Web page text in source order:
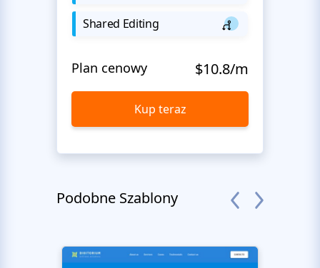
Shared Editing
Plan cenowy $10.8/m
Kup teraz
Podobne Szablony